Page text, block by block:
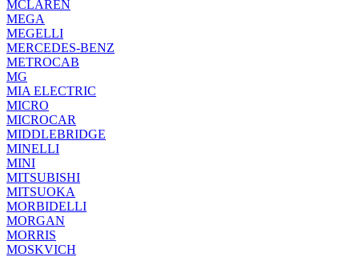
MCLAREN
MEGA
MEGELLI
MERCEDES-BENZ
METROCAB
MG
MIA ELECTRIC
MICRO
MICROCAR
MIDDLEBRIDGE
MINELLI
MINI
MITSUBISHI
MITSUOKA
MORBIDELLI
MORGAN
MORRIS
MOSKVICH